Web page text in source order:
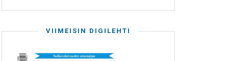
VIIMEISIN DIGILEHTI